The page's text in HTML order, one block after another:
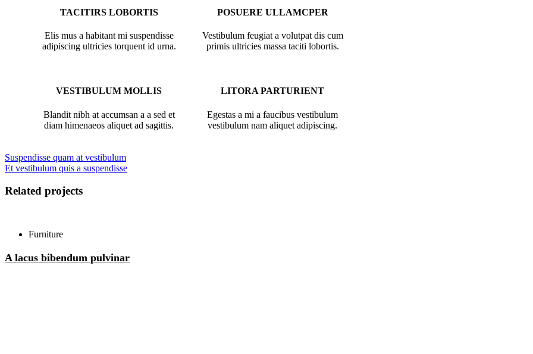
TACITIRS LOBORTIS
Elis mus a habitant mi suspendisse
adipiscing ultricies torquent id urna.
VESTIBULUM MOLLIS
Blandit nibh at accumsan a a sed et
diam himenaeos aliquet ad sagittis.
POSUERE ULLAMCPER
Vestibulum feugiat a volutpat dis cum
primis ultricies massa taciti lobortis.
LITORA PARTURIENT
Egestas a mi a faucibus vestibulum
vestibulum nam aliquet adipiscing.
Suspendisse quam at vestibulum
Et vestibulum quis a suspendisse
Related projects
Furniture
A lacus bibendum pulvinar